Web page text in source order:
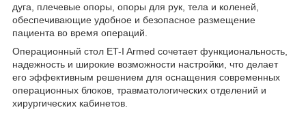
дуга, плечевые опоры, опоры для рук, тела и коленей,
обеспечивающие удобное и безопасное размещение
пациента во время операций.
Операционный стол ET-I Armed сочетает функциональность,
надежность и широкие возможности настройки, что делает
его эффективным решением для оснащения современных
операционных блоков, травматологических отделений и
хирургических кабинетов.